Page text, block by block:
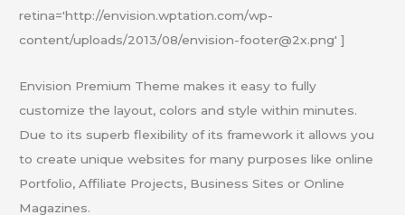
retina='http://envision.wptation.com/wp-
content/uploads/2013/08/envision-footer@2x.png' ]
Envision Premium Theme makes it easy to fully
customize the layout, colors and style within minutes.
Due to its superb flexibility of its framework it allows you
to create unique websites for many purposes like online
Portfolio, Affiliate Projects, Business Sites or Online
Magazines.